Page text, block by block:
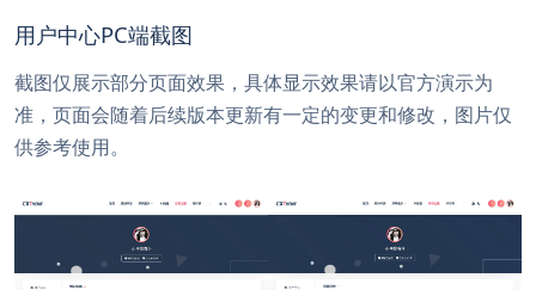
用户中心PC端截图
截图仅展示部分页面效果，具体显示效果请以官方演示为
准，页面会随着后续版本更新有一定的变更和修改，图片仅
供参考使用。